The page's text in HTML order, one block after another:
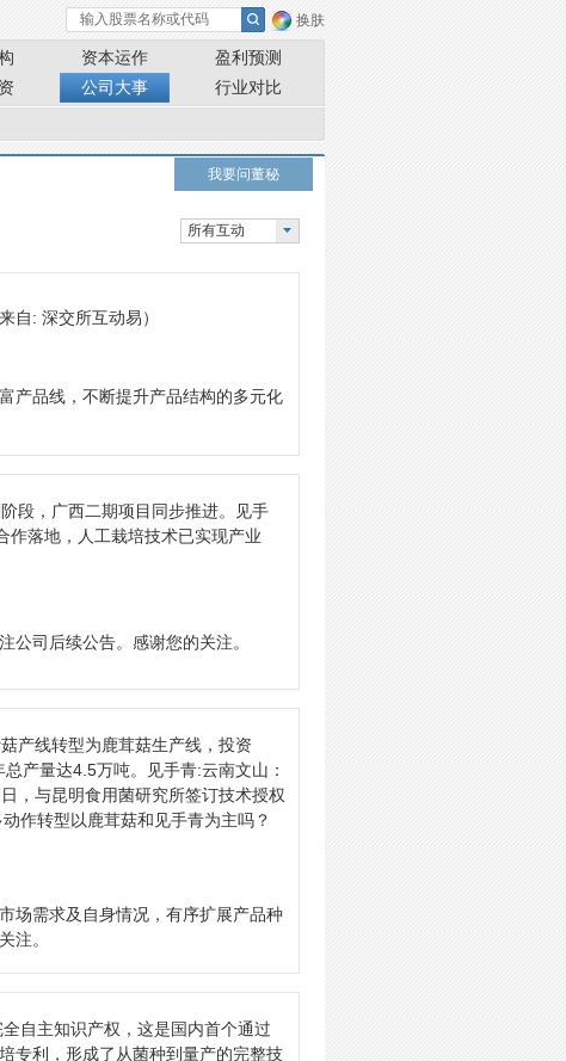
换肤
资本运作
盈利预测
公司大事 行业对比
我要问董秘
所有互动
来自: 深交所互动易）
产品线，不断提升产品结构的多元化
段，广西二期项目同步推进。见手
作落地，人工栽培技术已实现产业
公司后续公告。感谢您的关注。
产线转型为鹿茸菇生产线，投资
产量达4.5万吨。见手青:云南文山：
，与昆明食用菌研究所签订技术授权
作转型以鹿茸菇和见手青为主吗？
场需求及自身情况，有序扩展产品种
注。
自主知识产权，这是国内首个通过
专利，形成了从菌种到量产的完整技